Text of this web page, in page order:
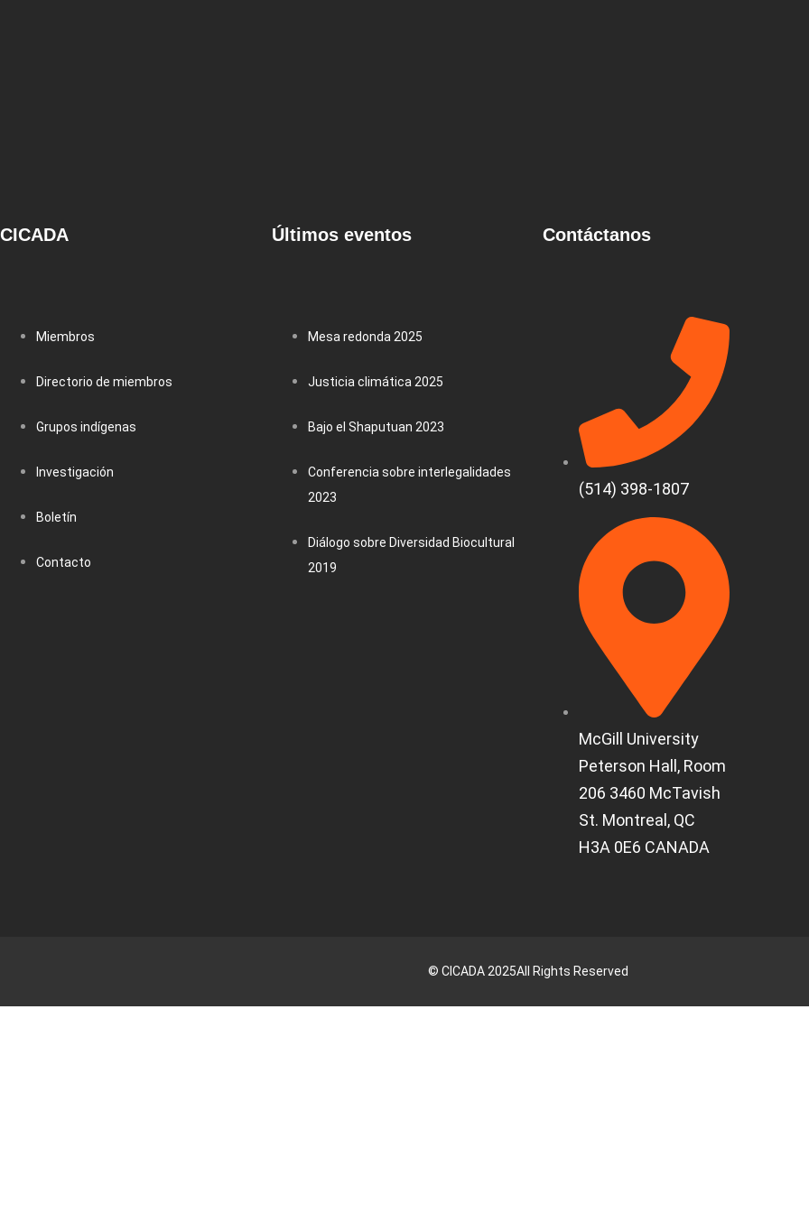
CICADA
Miembros
Directorio de miembros
Grupos indígenas
Investigación
Boletín
Contacto
Últimos eventos
Mesa redonda 2025
Justicia climática 2025
Bajo el Shaputuan 2023
Conferencia sobre interlegalidades
2023
Diálogo sobre Diversidad Biocultural
2019
Contáctanos
(514) 398-1807
McGill University
Peterson Hall, Room
206 3460 McTavish
St. Montreal, QC
H3A 0E6 CANADA
© CICADA 2025All Rights Reserved